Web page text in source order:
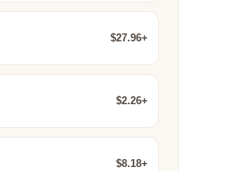
$27.96+
$2.26+
$8.18+